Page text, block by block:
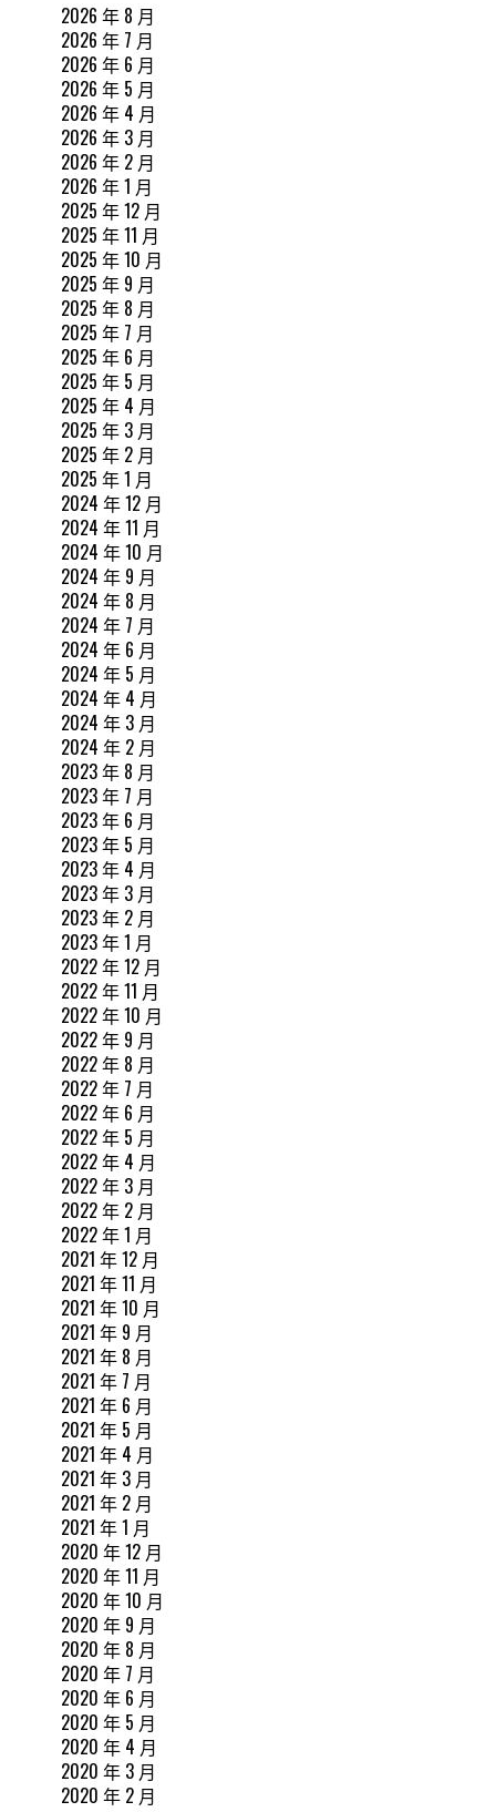
2026 年 8 月
2026 年 7 月
2026 年 6 月
2026 年 5 月
2026 年 4 月
2026 年 3 月
2026 年 2 月
2026 年 1 月
2025 年 12 月
2025 年 11 月
2025 年 10 月
2025 年 9 月
2025 年 8 月
2025 年 7 月
2025 年 6 月
2025 年 5 月
2025 年 4 月
2025 年 3 月
2025 年 2 月
2025 年 1 月
2024 年 12 月
2024 年 11 月
2024 年 10 月
2024 年 9 月
2024 年 8 月
2024 年 7 月
2024 年 6 月
2024 年 5 月
2024 年 4 月
2024 年 3 月
2024 年 2 月
2023 年 8 月
2023 年 7 月
2023 年 6 月
2023 年 5 月
2023 年 4 月
2023 年 3 月
2023 年 2 月
2023 年 1 月
2022 年 12 月
2022 年 11 月
2022 年 10 月
2022 年 9 月
2022 年 8 月
2022 年 7 月
2022 年 6 月
2022 年 5 月
2022 年 4 月
2022 年 3 月
2022 年 2 月
2022 年 1 月
2021 年 12 月
2021 年 11 月
2021 年 10 月
2021 年 9 月
2021 年 8 月
2021 年 7 月
2021 年 6 月
2021 年 5 月
2021 年 4 月
2021 年 3 月
2021 年 2 月
2021 年 1 月
2020 年 12 月
2020 年 11 月
2020 年 10 月
2020 年 9 月
2020 年 8 月
2020 年 7 月
2020 年 6 月
2020 年 5 月
2020 年 4 月
2020 年 3 月
2020 年 2 月